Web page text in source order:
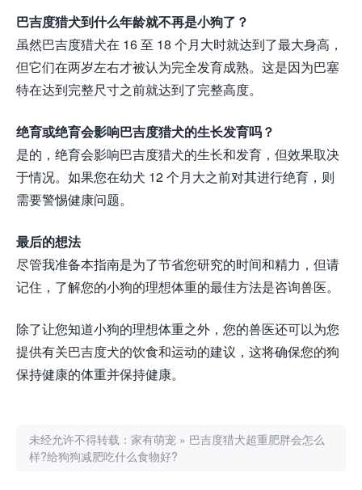
巴吉度猎犬到什么年龄就不再是小狗了？
虽然巴吉度猎犬在 16 至 18 个月大时就达到了最大身高，
但它们在两岁左右才被认为完全发育成熟。这是因为巴塞
特在达到完整尺寸之前就达到了完整高度。
绝育或绝育会影响巴吉度猎犬的生长发育吗？
是的，绝育会影响巴吉度猎犬的生长和发育，但效果取决
于情况。如果您在幼犬 12 个月大之前对其进行绝育，则
需要警惕健康问题。
最后的想法
尽管我准备本指南是为了节省您研究的时间和精力，但请
记住，了解您的小狗的理想体重的最佳方法是咨询兽医。
除了让您知道小狗的理想体重之外，您的兽医还可以为您
提供有关巴吉度犬的饮食和运动的建议，这将确保您的狗
保持健康的体重并保持健康。
未经允许不得转载： 家有萌宠 » 巴吉度猎犬超重肥胖会怎么
样?给狗狗减肥吃什么食物好?